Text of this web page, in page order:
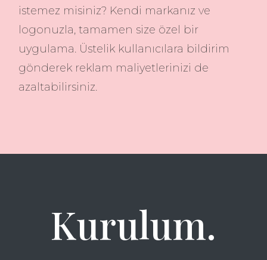
istemez misiniz? Kendi markanız ve
logonuzla, tamamen size özel bir
uygulama. Üstelik kullanıcılara bildirim
gönderek reklam maliyetlerinizi de
azaltabilirsiniz.
Kurulum.